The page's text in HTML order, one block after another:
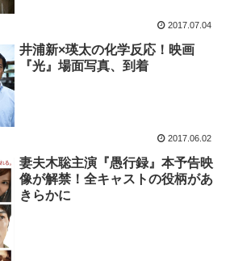
2017.07.04
井浦新×瑛太の化学反応！映画
『光』場面写真、到着
2017.06.02
妻夫木聡主演『愚行録』本予告映
像が解禁！全キャストの役柄があ
きらかに